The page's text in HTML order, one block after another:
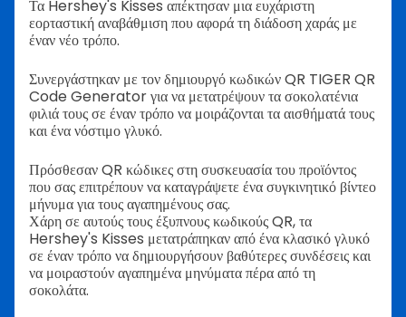
Τα Hershey's Kisses απέκτησαν μια ευχάριστη
εορταστική αναβάθμιση που αφορά τη διάδοση χαράς με
έναν νέο τρόπο.
Συνεργάστηκαν με τον δημιουργό κωδικών QR TIGER QR
Code Generator για να μετατρέψουν τα σοκολατένια
φιλιά τους σε έναν τρόπο να μοιράζονται τα αισθήματά τους
και ένα νόστιμο γλυκό.
Πρόσθεσαν QR κώδικες στη συσκευασία του προϊόντος
που σας επιτρέπουν να καταγράψετε ένα συγκινητικό βίντεο
μήνυμα για τους αγαπημένους σας.
Χάρη σε αυτούς τους έξυπνους κωδικούς QR, τα
Hershey's Kisses μετατράπηκαν από ένα κλασικό γλυκό
σε έναν τρόπο να δημιουργήσουν βαθύτερες συνδέσεις και
να μοιραστούν αγαπημένα μηνύματα πέρα από τη
σοκολάτα.